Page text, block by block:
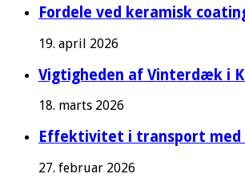
Fordele ved keramisk
19. april 2026
Vigtigheden af Vinterdæk i
18. marts 2026
Effektivitet i transport med
27. februar 2026